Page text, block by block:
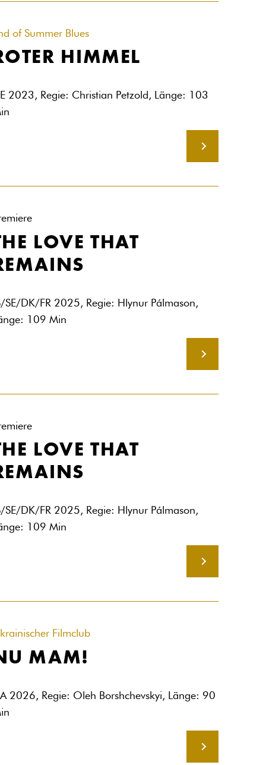
of Summer Blues
HIMMEL
2023, Regie: Christian Petzold, Länge: 103
LOVE THAT
SE/DK/FR 2025, Regie: Hlynur Pálmason,
109 Min
LOVE THAT
SE/DK/FR 2025, Regie: Hlynur Pálmason,
109 Min
Filmclub
MAM!
2026, Regie: Oleh Borshchevskyi, Länge: 90